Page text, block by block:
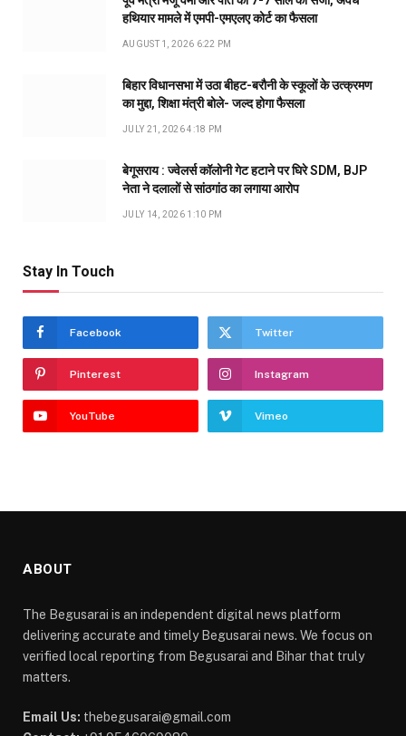
हथियार मामले में एमपी-एमएलए कोर्ट का फैसला
AUGUST 1, 2026 6:22 PM
बिहार विधानसभा में उठा बीहट-बरौनी के स्कूलों के उत्क्रमण
का मुद्दा, शिक्षा मंत्री बोले- जल्द होगा फैसला
JULY 21, 2026 4:18 PM
बेगूसराय : ज्वेलर्स कॉलोनी गेट हटाने पर घिरे SDM, BJP
नेता ने दलालों से सांठगांठ का लगाया आरोप
JULY 14, 2026 1:10 PM
Stay In Touch
Facebook Twitter
Pinterest Instagram
YouTube Vimeo
ABOUT
The Begusarai is an independent digital news platform
delivering accurate and timely Begusarai news. We focus on
verified local reporting from Begusarai and Bihar that truly
matters.
Email Us: thebegusarai@gmail.com